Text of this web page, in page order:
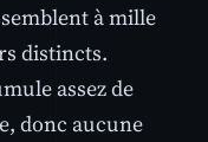
à mille
distincts.
assez de
donc aucune